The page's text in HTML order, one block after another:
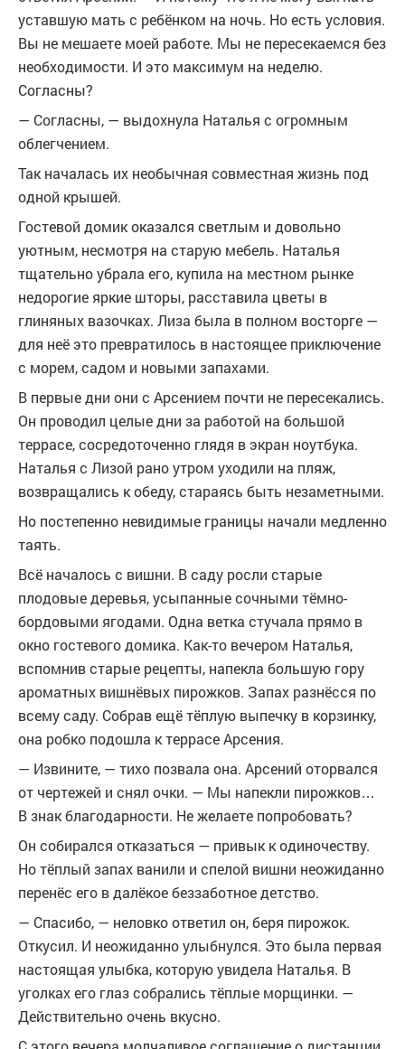
уставшую мать с ребёнком на ночь. Но есть условия.
Вы не мешаете моей работе. Мы не пересекаемся без
необходимости. И это максимум на неделю.
Согласны?
— Согласны, — выдохнула Наталья с огромным
облегчением.
Так началась их необычная совместная жизнь под
одной крышей.
Гостевой домик оказался светлым и довольно
уютным, несмотря на старую мебель. Наталья
тщательно убрала его, купила на местном рынке
недорогие яркие шторы, расставила цветы в
глиняных вазочках. Лиза была в полном восторге —
для неё это превратилось в настоящее приключение
с морем, садом и новыми запахами.
В первые дни они с Арсением почти не пересекались.
Он проводил целые дни за работой на большой
террасе, сосредоточенно глядя в экран ноутбука.
Наталья с Лизой рано утром уходили на пляж,
возвращались к обеду, стараясь быть незаметными.
Но постепенно невидимые границы начали медленно
таять.
Всё началось с вишни. В саду росли старые
плодовые деревья, усыпанные сочными тёмно-
бордовыми ягодами. Одна ветка стучала прямо в
окно гостевого домика. Как-то вечером Наталья,
вспомнив старые рецепты, напекла большую гору
ароматных вишнёвых пирожков. Запах разнёсся по
всему саду. Собрав ещё тёплую выпечку в корзинку,
она робко подошла к террасе Арсения.
— Извините, — тихо позвала она. Арсений оторвался
от чертежей и снял очки. — Мы напекли пирожков…
В знак благодарности. Не желаете попробовать?
Он собирался отказаться — привык к одиночеству.
Но тёплый запах ванили и спелой вишни неожиданно
перенёс его в далёкое беззаботное детство.
— Спасибо, — неловко ответил он, беря пирожок.
Откусил. И неожиданно улыбнулся. Это была первая
настоящая улыбка, которую увидела Наталья. В
уголках его глаз собрались тёплые морщинки. —
Действительно очень вкусно.